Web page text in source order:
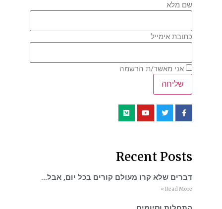
שם מלא
כתובת אימייל
אני מאשר/ת הרשמה
Recent Posts
דברים שלא קרו מעולם קורים בכל יום, אבל…
Read More »